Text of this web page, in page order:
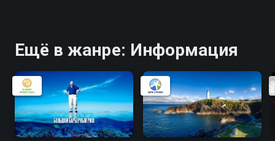
Ещё в жанре: Информация